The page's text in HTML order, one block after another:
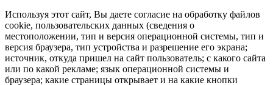
Используя этот сайт, Вы даете согласие на обработку файлов
cookie, пользовательских данных (сведения о
местоположении, тип и версия операционной системы, тип и
версия браузера, тип устройства и разрешение его экрана;
источник, откуда пришел на сайт пользователь; с какого сайта
или по какой рекламе; язык операционной системы и
браузера; какие страницы открывает и на какие кнопки